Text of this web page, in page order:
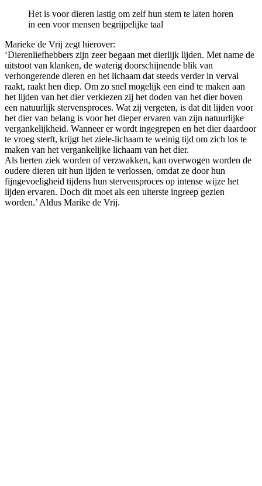
Het is voor dieren lastig om zelf hun stem te laten horen
in een voor mensen begrijpelijke taal
Marieke de Vrij zegt hierover:
‘Dierenliefhebbers zijn zeer begaan met dierlijk lijden. Met name de
uitstoot van klanken, de waterig doorschijnende blik van
verhongerende dieren en het lichaam dat steeds verder in verval
raakt, raakt hen diep. Om zo snel mogelijk een eind te maken aan
het lijden van het dier verkiezen zij het doden van het dier boven
een natuurlijk stervensproces. Wat zij vergeten, is dat dit lijden voor
het dier van belang is voor het dieper ervaren van zijn natuurlijke
vergankelijkheid. Wanneer er wordt ingegrepen en het dier daardoor
te vroeg sterft, krijgt het ziele-lichaam te weinig tijd om zich los te
maken van het vergankelijke lichaam van het dier.
Als herten ziek worden of verzwakken, kan overwogen worden de
oudere dieren uit hun lijden te verlossen, omdat ze door hun
fijngevoeligheid tijdens hun stervensproces op intense wijze het
lijden ervaren. Doch dit moet als een uiterste ingreep gezien
worden.’ Aldus Marike de Vrij.